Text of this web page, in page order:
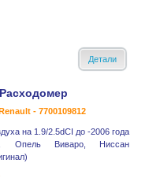
Детали
Расходомер
- 7700109812
на 1.9/2.5dCI до -2006 года
Опель Виваро, Ниссан